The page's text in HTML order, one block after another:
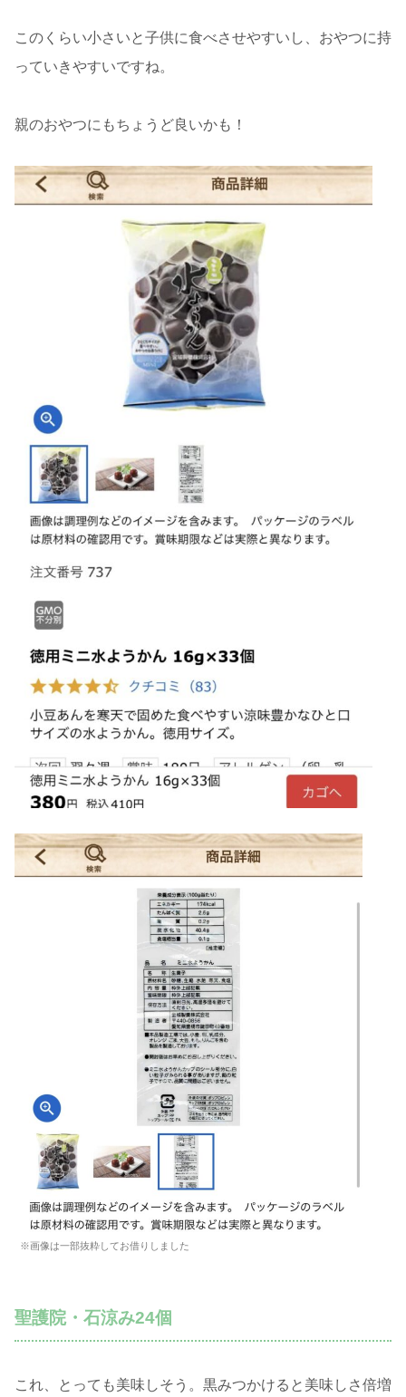
このくらい小さいと子供に食べさせやすいし、おやつに持
っていきやすいですね。
親のおやつにもちょうど良いかも！
※画像は一部抜粋してお借りしました
聖護院・石涼み24個
これ、とっても美味しそう。黒みつかけると美味しさ倍増